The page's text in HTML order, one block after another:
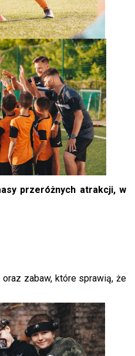
przeróżnych atrakcji, w
zabaw, które sprawią, że